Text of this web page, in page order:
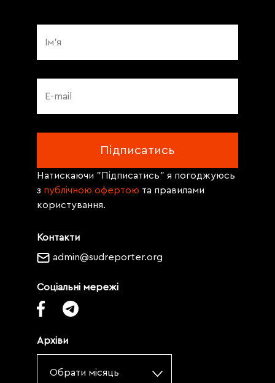
Контакти
admin@sudreporter.org
Соціальні мережі
Архіви
Обрати місяць
Натискаючи "Підписатись" я погоджуюсь
з публічною офертою та правилами
користування.